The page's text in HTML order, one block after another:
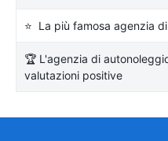
⭐ La più famosa agenzia
🏆 L'agenzia di
valutazioni positive